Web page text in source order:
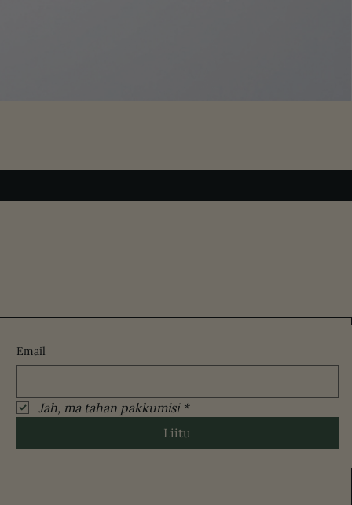
Email
Jah, ma tahan pakkumisi *
Liitu